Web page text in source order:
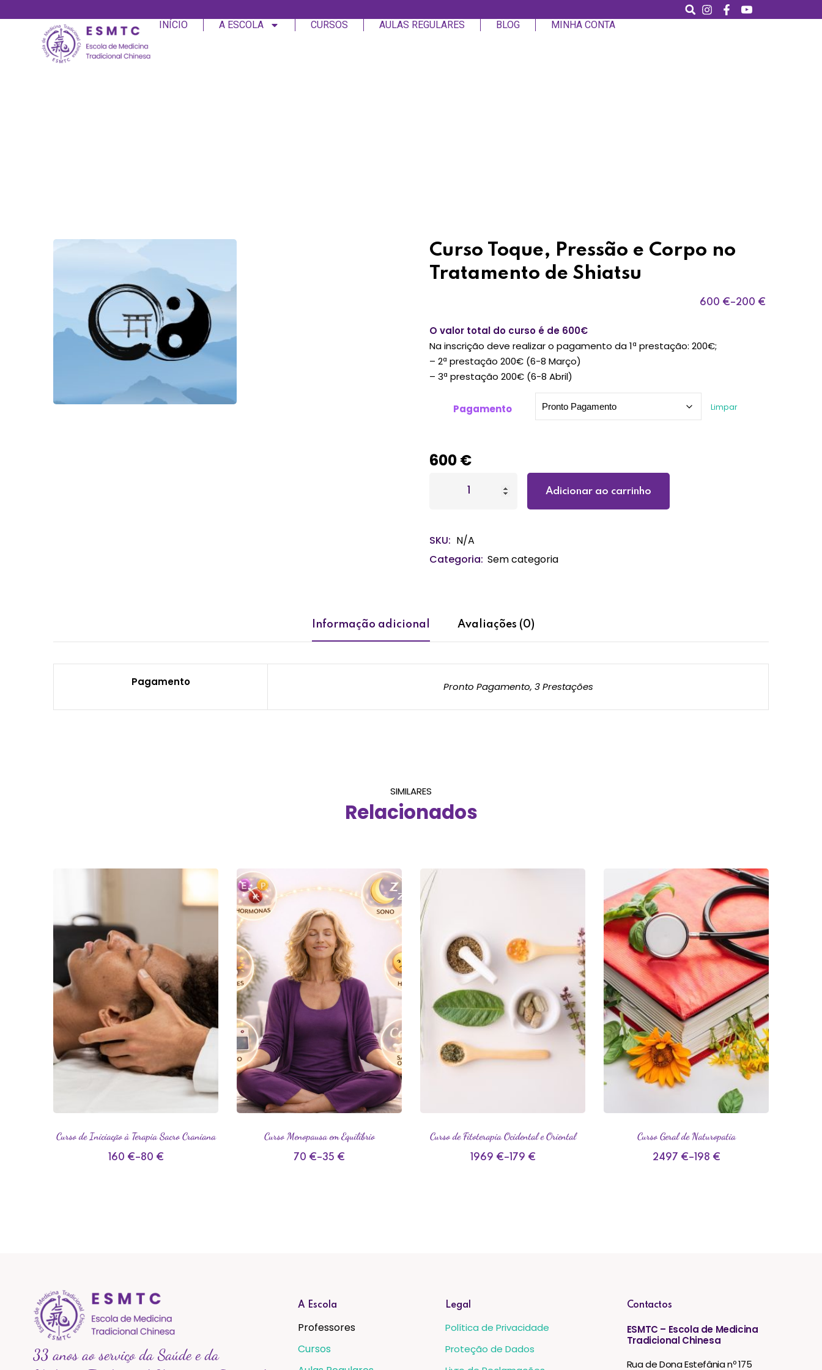
INÍCIO A ESCOLA CURSOS AULAS REGULARES BLOG MINHA CONTA
Curso Toque, Pressão e Corpo no
Tratamento de Shiatsu
200 €
–
600 €
O valor total do curso é de 600€
Na inscrição deve realizar o pagamento da 1ª prestação: 200€;
– 2ª prestação 200€ (6-8 Março)
– 3ª prestação 200€ (6-8 Abril)
Pagamento Limpar
600€
Adicionar ao carrinho
SKU: N/A
Categoria: Sem categoria
Informação adicional Avaliações (0)
Pagamento Pronto Pagamento, 3 Prestações
SIMILARES
Relacionados
Curso de Iniciação à Terapia Sacro Craniana​
80 €
–
160 €
Curso Menopausa em Equilíbrio
35 €
–
70 €
Curso de Fitoterapia Ocidental e Oriental
179 €
–
1969 €
Curso Geral de Naturopatia
198 €
–
2497 €
33 anos ao serviço da Saúde e da
A Escola
Professores
Cursos
Legal
Política de Privacidade
Proteção de Dados
Contactos
ESMTC – Escola de Medicina
Tradicional Chinesa
Rua de Dona Estefânia nº 175